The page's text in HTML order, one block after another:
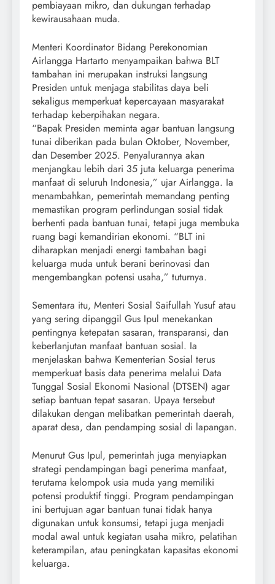
pembiayaan mikro, dan dukungan terhadap
kewirausahaan muda.
Menteri Koordinator Bidang Perekonomian
Airlangga Hartarto menyampaikan bahwa BLT
tambahan ini merupakan instruksi langsung
Presiden untuk menjaga stabilitas daya beli
sekaligus memperkuat kepercayaan masyarakat
terhadap keberpihakan negara.
“Bapak Presiden meminta agar bantuan langsung
tunai diberikan pada bulan Oktober, November,
dan Desember 2025. Penyalurannya akan
menjangkau lebih dari 35 juta keluarga penerima
manfaat di seluruh Indonesia,” ujar Airlangga. Ia
menambahkan, pemerintah memandang penting
memastikan program perlindungan sosial tidak
berhenti pada bantuan tunai, tetapi juga membuka
ruang bagi kemandirian ekonomi. “BLT ini
diharapkan menjadi energi tambahan bagi
keluarga muda untuk berani berinovasi dan
mengembangkan potensi usaha,” tuturnya.
Sementara itu, Menteri Sosial Saifullah Yusuf atau
yang sering dipanggil Gus Ipul menekankan
pentingnya ketepatan sasaran, transparansi, dan
keberlanjutan manfaat bantuan sosial. Ia
menjelaskan bahwa Kementerian Sosial terus
memperkuat basis data penerima melalui Data
Tunggal Sosial Ekonomi Nasional (DTSEN) agar
setiap bantuan tepat sasaran. Upaya tersebut
dilakukan dengan melibatkan pemerintah daerah,
aparat desa, dan pendamping sosial di lapangan.
Menurut Gus Ipul, pemerintah juga menyiapkan
strategi pendampingan bagi penerima manfaat,
terutama kelompok usia muda yang memiliki
potensi produktif tinggi. Program pendampingan
ini bertujuan agar bantuan tunai tidak hanya
digunakan untuk konsumsi, tetapi juga menjadi
modal awal untuk kegiatan usaha mikro, pelatihan
keterampilan, atau peningkatan kapasitas ekonomi
keluarga.